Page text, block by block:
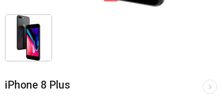
iPhone 8 Plus